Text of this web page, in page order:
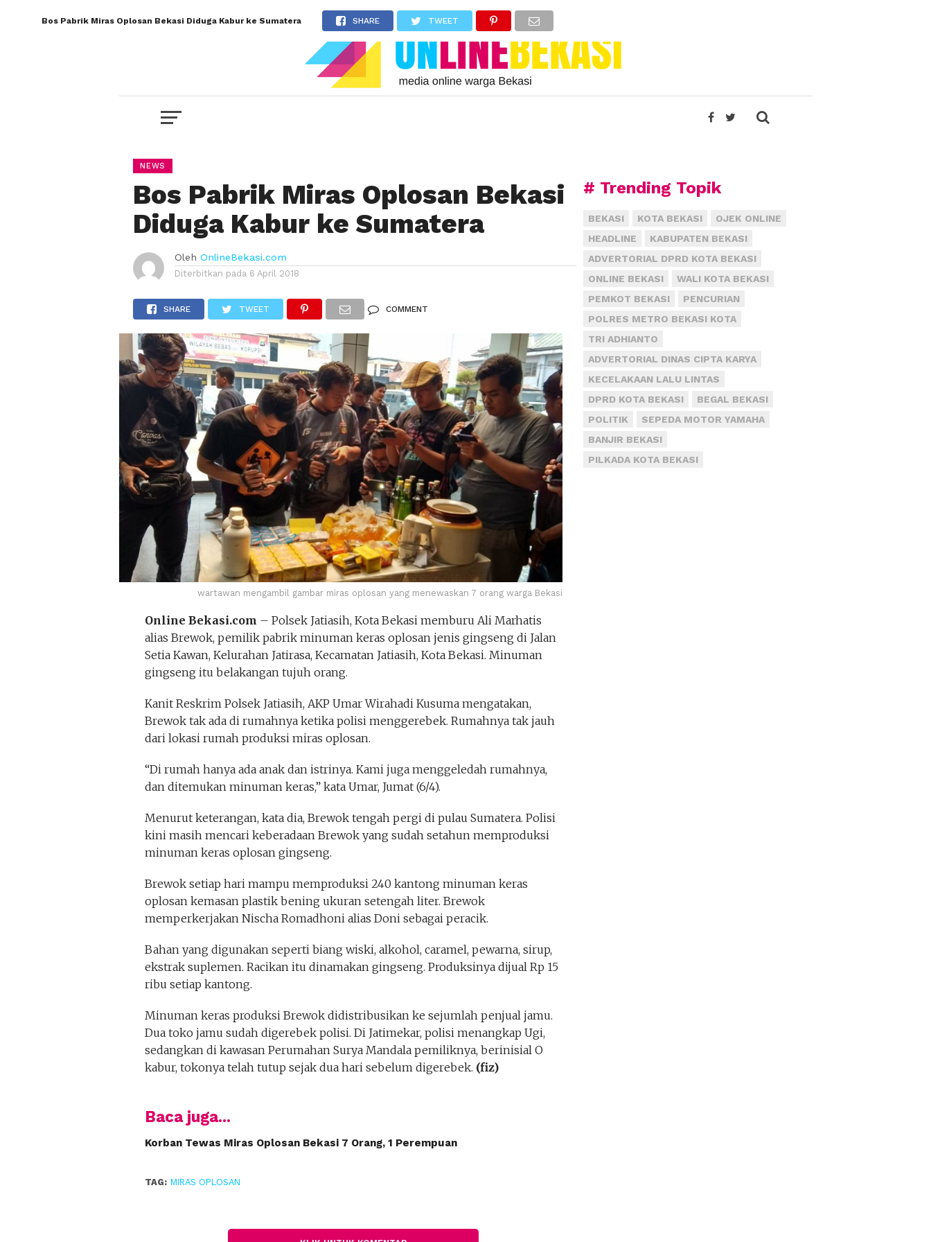
Bos Pabrik Miras Oplosan Bekasi Diduga Kabur ke Sumatera SHARE TWEET
NEWS
Bos Pabrik Miras Oplosan Bekasi
Diduga Kabur ke Sumatera
Oleh OnlineBekasi.com
Diterbitkan pada 6 April 2018
SHARE TWEET COMMENT
wartawan mengambil gambar miras oplosan yang menewaskan 7 orang warga Bekasi
Online Bekasi.com – Polsek Jatiasih, Kota Bekasi memburu Ali Marhatis
alias Brewok, pemilik pabrik minuman keras oplosan jenis gingseng di Jalan
Setia Kawan, Kelurahan Jatirasa, Kecamatan Jatiasih, Kota Bekasi. Minuman
gingseng itu belakangan tujuh orang.
Kanit Reskrim Polsek Jatiasih, AKP Umar Wirahadi Kusuma mengatakan,
Brewok tak ada di rumahnya ketika polisi menggerebek. Rumahnya tak jauh
dari lokasi rumah produksi miras oplosan.
“Di rumah hanya ada anak dan istrinya. Kami juga menggeledah rumahnya,
dan ditemukan minuman keras,” kata Umar, Jumat (6/4).
Menurut keterangan, kata dia, Brewok tengah pergi di pulau Sumatera. Polisi
kini masih mencari keberadaan Brewok yang sudah setahun memproduksi
minuman keras oplosan gingseng.
Brewok setiap hari mampu memproduksi 240 kantong minuman keras
oplosan kemasan plastik bening ukuran setengah liter. Brewok
memperkerjakan Nischa Romadhoni alias Doni sebagai peracik.
Bahan yang digunakan seperti biang wiski, alkohol, caramel, pewarna, sirup,
ekstrak suplemen. Racikan itu dinamakan gingseng. Produksinya dijual Rp 15
ribu setiap kantong.
Minuman keras produksi Brewok didistribusikan ke sejumlah penjual jamu.
Dua toko jamu sudah digerebek polisi. Di Jatimekar, polisi menangkap Ugi,
sedangkan di kawasan Perumahan Surya Mandala pemiliknya, berinisial O
kabur, tokonya telah tutup sejak dua hari sebelum digerebek. (fiz)
Baca juga...
Korban Tewas Miras Oplosan Bekasi 7 Orang, 1 Perempuan
TAG: MIRAS OPLOSAN
# Trending Topik
BEKASI KOTA BEKASI
OJEK ONLINE
HEADLINE
KABUPATEN BEKASI
ADVERTORIAL DPRD KOTA BEKASI
ONLINE BEKASI
WALI KOTA BEKASI
PEMKOT BEKASI
PENCURIAN
POLRES METRO BEKASI KOTA
TRI ADHIANTO
ADVERTORIAL DINAS CIPTA KARYA
KECELAKAAN LALU LINTAS
DPRD KOTA BEKASI
BEGAL BEKASI
POLITIK
SEPEDA MOTOR YAMAHA
BANJIR BEKASI
PILKADA KOTA BEKASI